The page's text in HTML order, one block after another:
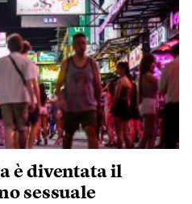
è diventata il
sessuale